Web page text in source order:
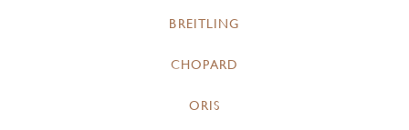
BREITLING
CHOPARD
ORIS